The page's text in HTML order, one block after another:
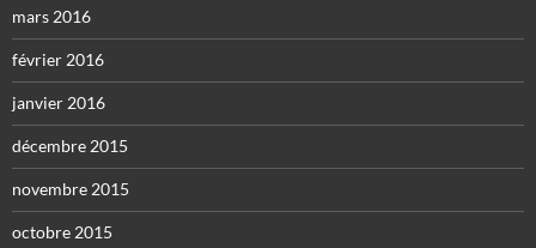
mars 2016
février 2016
janvier 2016
décembre 2015
novembre 2015
octobre 2015